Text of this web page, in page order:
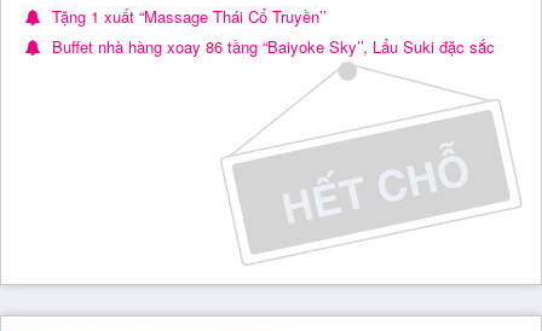
Tặng 1 xuất “Massage Thái Cổ Truyền’’
Buffet nhà hàng xoay 86 tầng “Baiyoke Sky’’, Lẩu Suki đặc sắc